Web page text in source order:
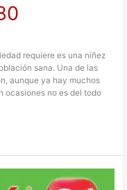
requiere es una niñez
sana. Una de las
aunque ya hay muchos
ocasiones no es del todo